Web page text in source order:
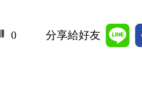
0 分享給好友